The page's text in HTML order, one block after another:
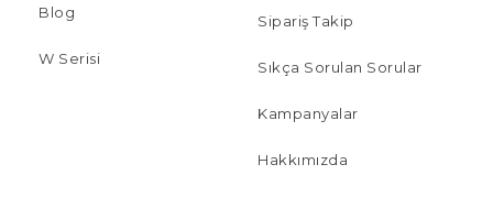
Blog
W Serisi
Sipariş Takip
Sıkça Sorulan Sorular
Kampanyalar
Hakkımızda